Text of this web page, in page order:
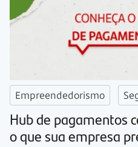
Empreendedorismo
Hub de pagamentos
o que sua empresa